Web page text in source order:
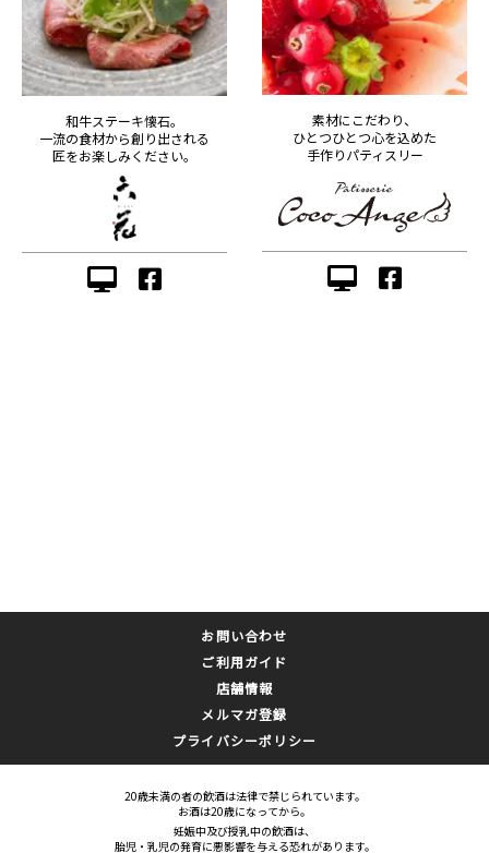
和牛ステーキ懐石。
一流の食材から創り出される
匠をお楽しみください。
素材にこだわり、
ひとつひとつ心を込めた
手作りパティスリー
お問い合わせ
ご利用ガイド
店舗情報
メルマガ登録
プライバシーポリシー
20歳未満の者の飲酒は法律で禁じられています。
お酒は20歳になってから。
妊娠中及び授乳中の飲酒は、
胎児・乳児の発育に悪影響を与える恐れがあります。